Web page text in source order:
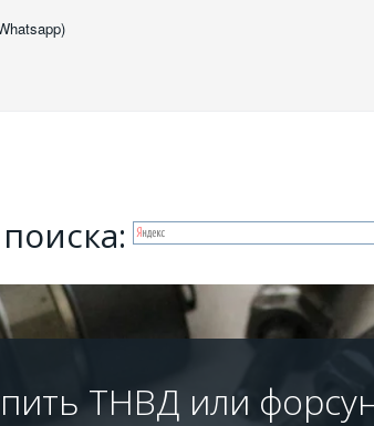
ТНВД или